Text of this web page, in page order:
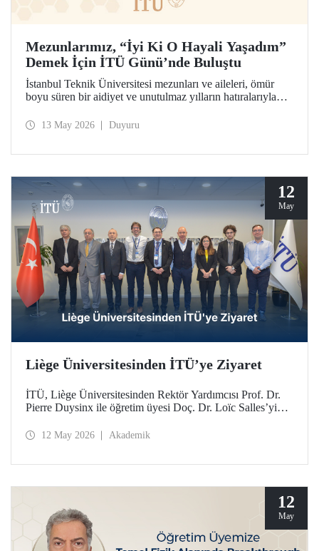
Mezunlarımız, “İyi Ki O Hayali Yaşadım”
Demek İçin İTÜ Günü’nde Buluştu
İstanbul Teknik Üniversitesi mezunları ve aileleri, ömür
boyu süren bir aidiyet ve unutulmaz yılların hatıralarıyla
70 yıl ve ötesine uzanan kuşaklar, İTÜ’lü olabilme
13 May 2026 Duyuru
12
May
Liège Üniversitesinden İTÜ’ye Ziyaret
İTÜ, Liège Üniversitesinden Rektör Yardımcısı Prof. Dr.
Pierre Duysinx ile öğretim üyesi Doç. Dr. Loïc Salles’yi
Ekonomik Misyon kapsamında gerçekleşti.
12 May 2026 Akademik
12
May